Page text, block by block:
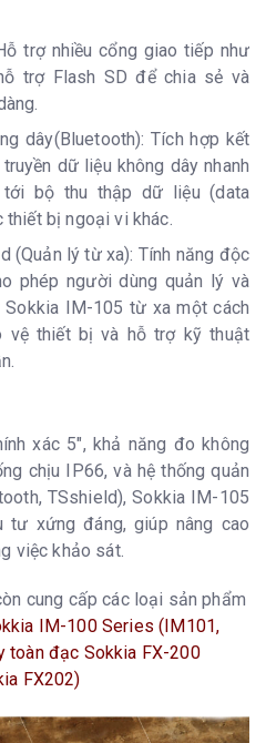
trợ nhiều cổng giao tiếp như
trợ Flash SD để chia sẻ và
dây(Bluetooth): Tích hợp kết
dữ liệu không dây nhanh
bộ thu thập dữ liệu (data
bị ngoại vi khác.
(Quản lý từ xa): Tính năng độc
phép người dùng quản lý và
IM-105 từ xa một cách
vệ thiết bị và hỗ trợ kỹ thuật
xác 5", khả năng đo không
chịu IP66, và hệ thống quản
TSshield), Sokkia IM-105
xứng đáng, giúp nâng cao
việc khảo sát.
cung cấp các loại sản phẩm
IM-100 Series (IM101,
toàn đạc Sokkia FX-200
FX202)